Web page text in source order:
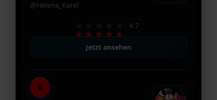
@Helena_Karel
★★★★★
4.7
Jetzt ansehen
6